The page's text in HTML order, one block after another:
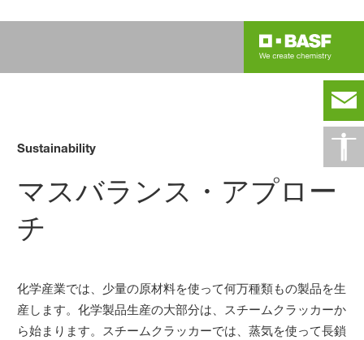
Sustainability
マスバランス・アプロー
チ
化学産業では、少量の原材料を使って何万種類もの製品を生
産します。化学製品生産の大部分は、スチームクラッカーか
ら始まります。スチームクラッカーでは、蒸気を使って長鎖